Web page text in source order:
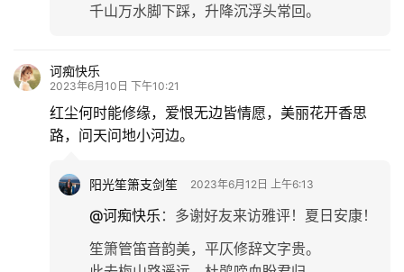
千山万水脚下踩，升降沉浮头常回。
诃痴快乐
2023年6月10日 下午10:21
红尘何时能修缘，爱恨无边皆情愿，美丽花开香思
路，问天问地小河边。
阳光笙箫支剑笙 2023年6月12日 上午6:13
@诃痴快乐 ： 多谢好友来访雅评！夏日安康！
笙箫管笛音韵美，平仄修辞文字贵。